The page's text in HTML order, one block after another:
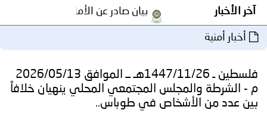
المكاتب
المجلس
مؤتمرات
و
جهود
بيان صادر عن الأمانة العامة لمجلس وزراء
فلسطين ـ 1447/11/26هـ ــ الموافق 2026/05/13
والمجلس المجتمعي المحلي ينهيان خلافاً
من الأشخاص في طوباس..